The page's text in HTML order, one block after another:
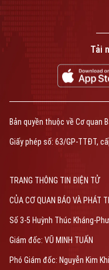
phép số: Số 63/GP-TTDT,
Số 3-5 Huỳnh Thúc Kháng-
Giám đốc: VŨ MINH TUẤN
Phó Giám đốc: Nguyễn Kim
Tải
Bản quyền thuộc về Cơ quan
Giấy phép số: 63/GP-TTĐT,
TRANG THÔNG TIN ĐIỆN TỬ
CỦA CƠ QUAN BÁO VÀ PHÁT
Số 3-5 Huỳnh Thúc Kháng-
Giám đốc: VŨ MINH TUẤN
Phó Giám đốc: Nguyễn Kim